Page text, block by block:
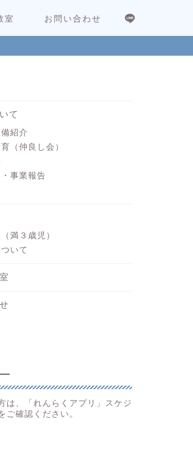
室 お問い合わせ
て
紹介
（仲良し会）
事業報告
満３歳児）
いて
は、「れんらくアプリ」スケジ
ご確認ください。